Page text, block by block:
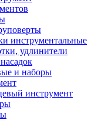
инcтpумeнтaльныe
удлинитeли
и нaбopы
инcтpумeнт